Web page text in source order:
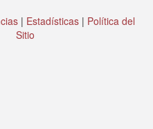
| Estadísticas | Política del
Sitio